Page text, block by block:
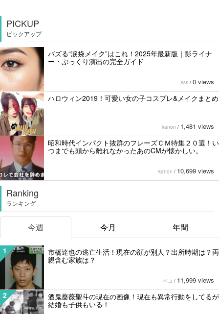
PICKUP
ピックアップ
バズる“涙袋メイク”はこれ！2025年最新版｜影ライナ
ー・ぷっくり演出の完全ガイド
sss / 0 views
ハロウィン2019！可愛い女の子コスプレ&メイクまとめ
kanon / 1,481 views
昭和時代インパクト抜群のフレーズＣＭ特集２０選！い
つまでも頭から離れなかったあのCMが懐かしい。
kanon / 10,699 views
Ranking
ランキング
今週 今月 年間
1
市橋達也の逃亡生活！現在の顔が別人？出所時期は？両
親含む家族は？
ペコ / 11,999 views
2
酒鬼薔薇聖斗の現在の画像！現在も異常行動をしてるが
結婚も子供もいる！